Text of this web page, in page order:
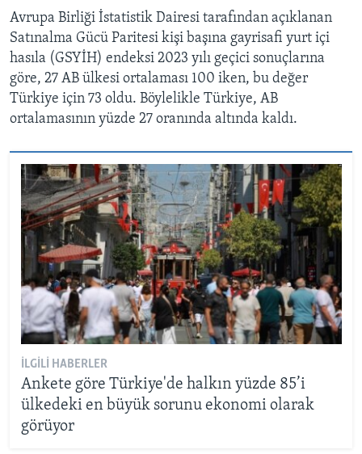
Avrupa Birliği İstatistik Dairesi tarafından açıklanan
Satınalma Gücü Paritesi kişi başına gayrisafi yurt içi
hasıla (GSYİH) endeksi 2023 yılı geçici sonuçlarına
göre, 27 AB ülkesi ortalaması 100 iken, bu değer
Türkiye için 73 oldu. Böylelikle Türkiye, AB
ortalamasının yüzde 27 oranında altında kaldı.
İLGILI HABERLER
Ankete göre Türkiye'de halkın yüzde 85’i
ülkedeki en büyük sorunu ekonomi olarak
görüyor